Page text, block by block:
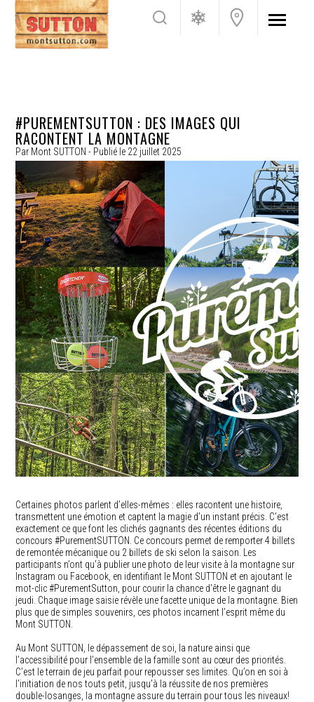
#PUREMENTSUTTON : DES IMAGES QUI
RACONTENT LA MONTAGNE
Par Mont SUTTON - Publié le 22 juillet 2025
Certaines photos parlent d’elles-mêmes : elles racontent une histoire,
transmettent une émotion et captent la magie d’un instant précis. C’est
exactement ce que font les clichés gagnants des récentes éditions du
concours #PurementSUTTON. Ce concours permet de remporter 4 billets
de remontée mécanique ou 2 billets de ski selon la saison. Les
participants n’ont qu’à publier une photo de leur visite à la montagne sur
Instagram ou Facebook, en identifiant le Mont SUTTON et en ajoutant le
mot-clic #PurementSutton, pour courir la chance d’être le gagnant du
jeudi. Chaque image saisie révèle une facette unique de la montagne. Bien
plus que de simples souvenirs, ces photos incarnent l’esprit même du
Mont SUTTON.
Au Mont SUTTON, le dépassement de soi, la nature ainsi que
l’accessibilité pour l’ensemble de la famille sont au cœur des priorités.
C’est le terrain de jeu parfait pour repousser ses limites. Qu’on en soi à
l’initiation de nos touts petit, jusqu’à la réussite de nos premières
double-losanges, la montagne assure du terrain pour tous les niveaux!